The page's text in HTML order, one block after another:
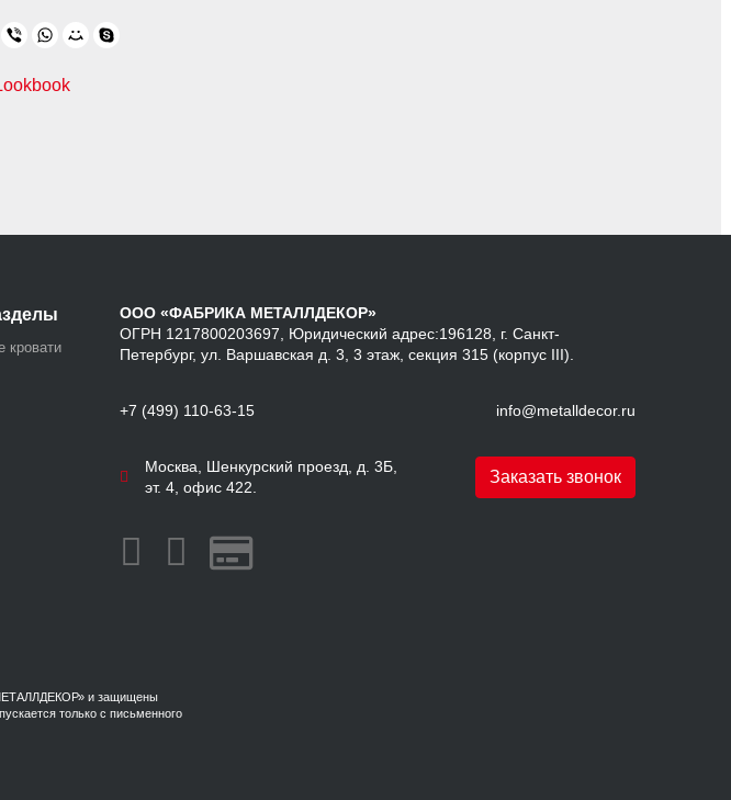
кровати
ООО «ФАБРИКА МЕТАЛЛДЕКОР»
ОГРН 1217800203697, Юридический адрес:196128, г. Санкт-
Петербург, ул. Варшавская д. 3, 3 этаж, секция 315 (корпус III).
+7 (499) 110-63-15 info@metalldecor.ru
Москва, Шенкурский проезд, д. 3Б,
эт. 4, офис 422.
Заказать звонок
и защищены
только с письменного